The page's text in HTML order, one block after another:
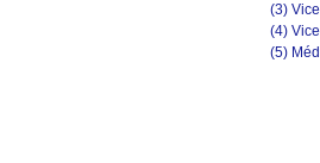
(3)
(4)
(5)